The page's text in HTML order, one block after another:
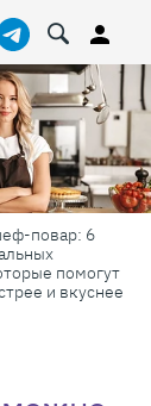
повар: 6
помогут
и вкуснее